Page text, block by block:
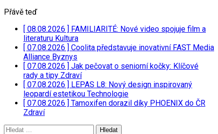
Přávě teď
[ 08.08.2026 ] FAMILIARITÉ: Nové video spojuje film a
literaturu Kultura
[ 07.08.2026 ] Coolita představuje inovativní FAST Media
Alliance Byznys
[ 07.08.2026 ] Jak pečovat o seniorní kočky: Klíčové
rady a tipy Zdraví
[ 07.08.2026 ] LEPAS L8: Nový design inspirovaný
leopardí estetikou Technologie
[ 07.08.2026 ] Tamoxifen dorazil díky PHOENIX do ČR
Zdraví
Vyhledávání